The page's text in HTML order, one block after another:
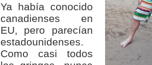
Ya había conocido
canadienses en
EU, pero parecían
estadounidenses.
Como casi todos